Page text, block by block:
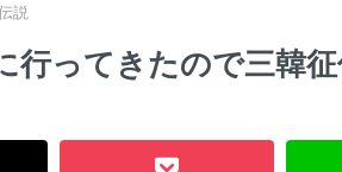
説
行ってきたので三韓